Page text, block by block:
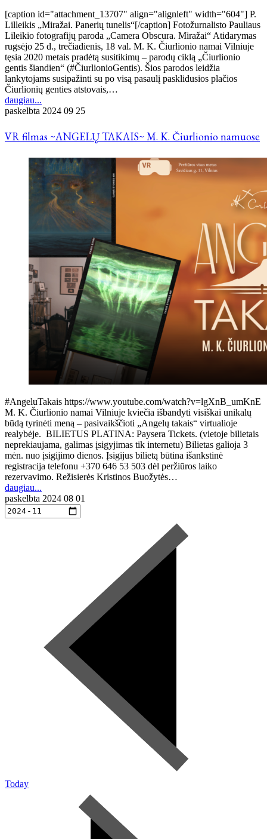
[caption id="attachment_13707" align="alignleft" width="604"] P.
Lilleikis „Miražai. Panerių tunelis“[/caption] Fotožurnalisto Pauliaus
Lileikio fotografijų paroda „Camera Obscura. Miražai“ Atidarymas
rugsėjo 25 d., trečiadienis, 18 val. M. K. Čiurlionio namai Vilniuje
tęsia 2020 metais pradėtą susitikimų – parodų ciklą „Čiurlionio
gentis šiandien“ (#ČiurlionioGentis). Šios parodos leidžia
lankytojams susipažinti su po visą pasaulį pasklidusios plačios
Čiurlionių genties atstovais,…
daugiau...
paskelbta 2024 09 25
VR filmas ~ANGELŲ TAKAIS~ M. K. Čiurlionio namuose
#AngeluTakais https://www.youtube.com/watch?v=lgXnB_umKnE
M. K. Čiurlionio namai Vilniuje kviečia išbandyti visiškai unikalų
būdą tyrinėti meną – pasivaikščioti „Angelų takais“ virtualioje
realybėje. BILIETUS PLATINA: Paysera Tickets. (vietoje bilietais
neprekiaujama, galimas įsigyjimas tik internetu) Bilietas galioja 3
mėn. nuo įsigijimo dienos. Įsigijus bilietą būtina išankstinė
registracija telefonu +370 646 53 503 dėl peržiūros laiko
rezervavimo. Režisierės Kristinos Buožytės…
daugiau...
paskelbta 2024 08 01
Today